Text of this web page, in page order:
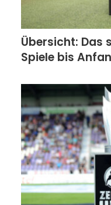
Übersicht: Das
Spiele bis